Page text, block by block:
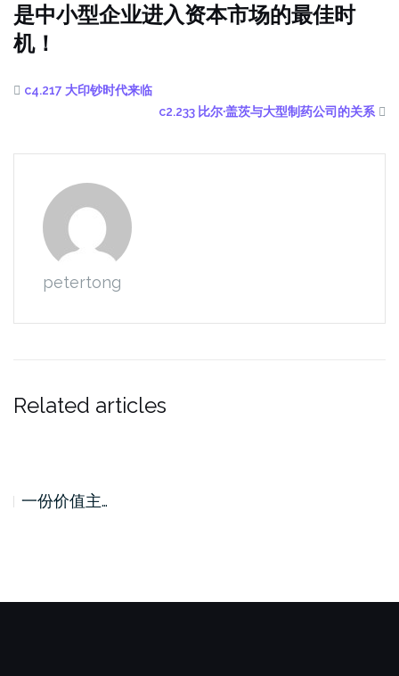
是中小型企业进入资本市场的最佳时
机！
c4.217 大印钞时代来临
c2.233 比尔·盖茨与大型制药公司的关系
petertong
Related articles
一份价值主…